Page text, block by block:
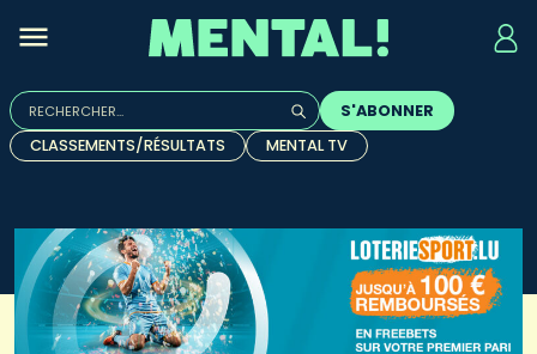
Rechercher :
Quand les résultats de l'auto-complétion sont
S'ABONNER
CLASSEMENTS/RÉSULTATS
MENTAL TV